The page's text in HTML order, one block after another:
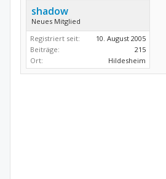
shadow
Neues Mitglied
Registriert seit:
10. August 2005
Beiträge:
215
Ort:
Hildesheim